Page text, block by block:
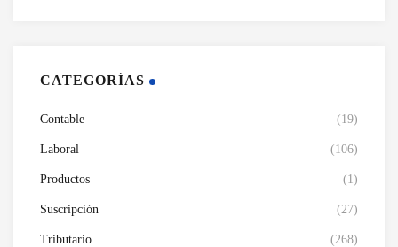
CATEGORÍAS
Contable (19)
Laboral (106)
Productos (1)
Suscripción (27)
Tributario (268)